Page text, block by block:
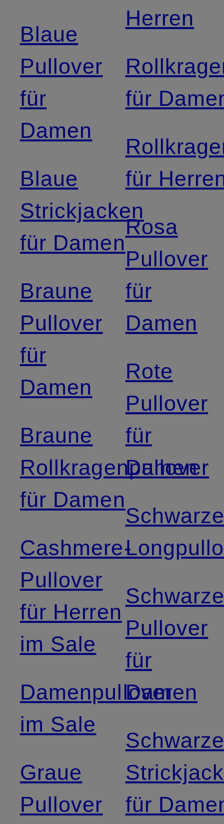
Blaue
Pullover
für
Damen
Blaue
Strickjacken
für Damen
Braune
Pullover
für
Damen
Braune
Rollkragenpullover
für Damen
Cashmere-
Pullover
für Herren
im Sale
Damenpullover
im Sale
Graue
Pullover
Herren
für
für
Rosa
Pullover
für
Damen
Rote
Pullover
für
Damen
Pullover
für
Damen
für